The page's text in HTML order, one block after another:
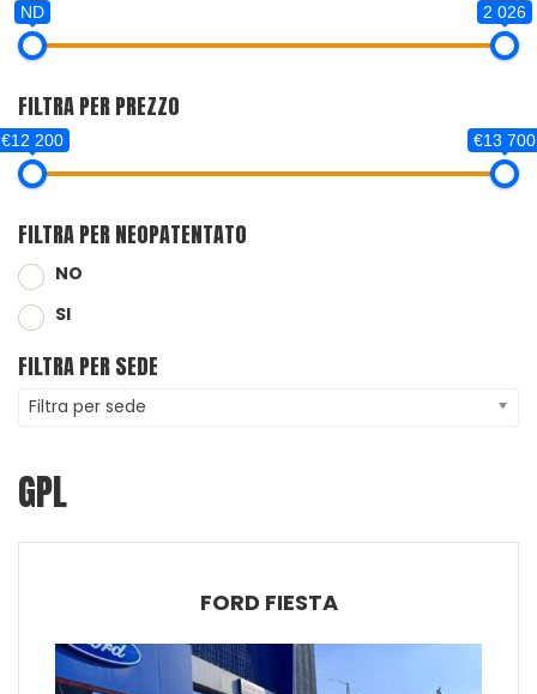
ND 2 026
FILTRA PER PREZZO
€12 200 €13 700
FILTRA PER NEOPATENTATO
NO
SI
FILTRA PER SEDE
Filtra per sede
GPL
FORD FIESTA